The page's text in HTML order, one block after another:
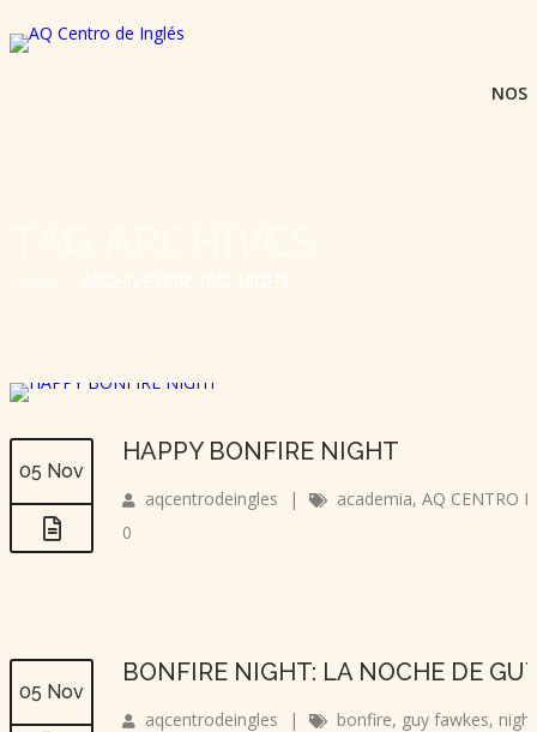
05 Nov
HAPPY BONFIRE NIGHT
aqcentrodeingles | academia, AQ CENTRO
0
05 Nov
BONFIRE NIGHT: LA NOCHE DE
aqcentrodeingles | bonfire, guy fawkes, night